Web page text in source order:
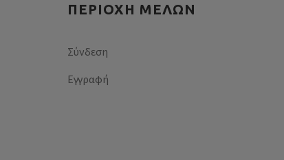
ΠΕΡΙΟΧΉ ΜΕΛΏΝ
Σύνδεση
Εγγραφή